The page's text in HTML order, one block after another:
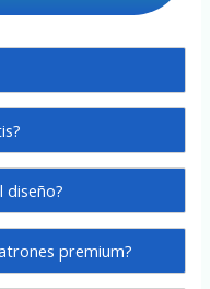
diseño?
premium?